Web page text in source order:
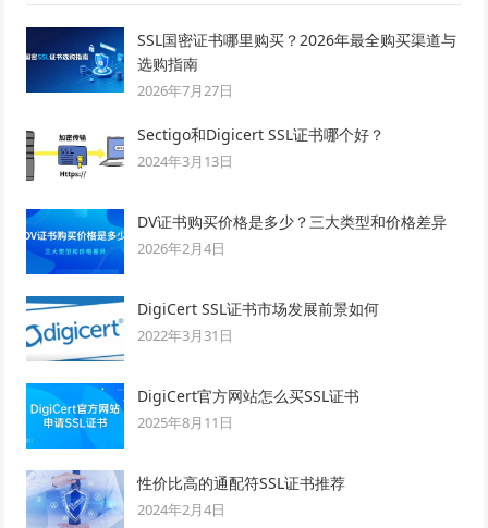
SSL国密证书哪里购买？2026年最全购买渠道与
选购指南
2026年7月27日
Sectigo和Digicert SSL证书哪个好？
2024年3月13日
DV证书购买价格是多少？三大类型和价格差异
2026年2月4日
DigiCert SSL证书市场发展前景如何
2022年3月31日
DigiCert官方网站怎么买SSL证书
2025年8月11日
性价比高的通配符SSL证书推荐
2024年2月4日